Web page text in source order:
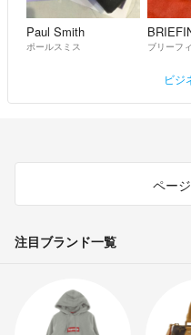
Paul Smith
ポールスミス ブリーフ
ビジ
ペー
注目ブランド一覧